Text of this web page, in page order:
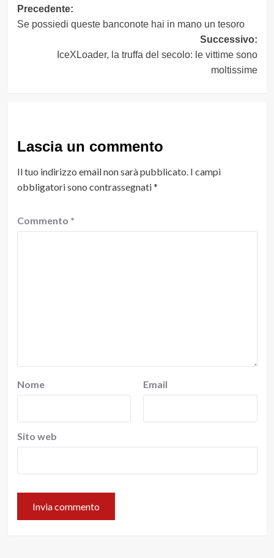
Navigazione
articolo
Precedente:
Se possiedi queste banconote hai in mano un tesoro
Successivo:
IceXLoader, la truffa del secolo: le vittime sono
moltissime
Lascia un commento
Il tuo indirizzo email non sarà pubblicato. I campi
obbligatori sono contrassegnati*
Commento *
Nome Email
Sito web